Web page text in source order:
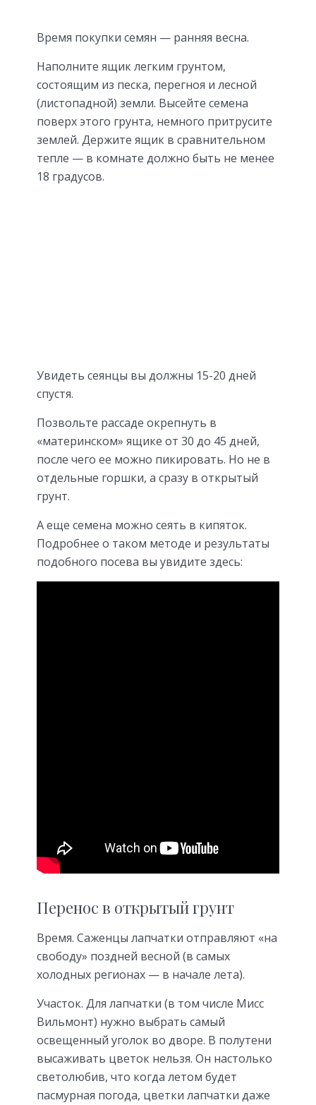
Время покупки семян — ранняя весна.
Наполните ящик легким грунтом,
состоящим из песка, перегноя и лесной
(листопадной) земли. Высейте семена
поверх этого грунта, немного притрусите
землей. Держите ящик в сравнительном
тепле — в комнате должно быть не менее
18 градусов.
Увидеть сеянцы вы должны 15-20 дней
спустя.
Позвольте рассаде окрепнуть в
«материнском» ящике от 30 до 45 дней,
после чего ее можно пикировать. Но не в
отдельные горшки, а сразу в открытый
грунт.
А еще семена можно сеять в кипяток.
Подробнее о таком методе и результаты
подобного посева вы увидите здесь:
Перенос в открытый грунт
Время. Саженцы лапчатки отправляют «на
свободу» поздней весной (в самых
холодных регионах — в начале лета).
Участок. Для лапчатки (в том числе Мисс
Вильмонт) нужно выбрать самый
освещенный уголок во дворе. В полутени
высаживать цветок нельзя. Он настолько
светолюбив, что когда летом будет
пасмурная погода, цветки лапчатки даже